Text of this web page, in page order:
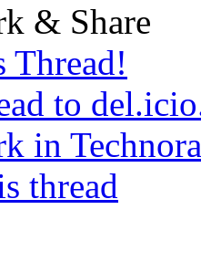
& Share
Thread!
to
in
thread